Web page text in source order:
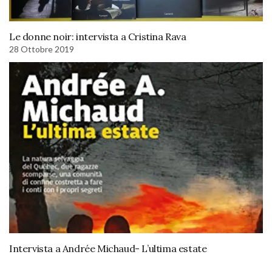
Le donne noir: intervista a Cristina Rava
28 Ottobre 2019
Intervista a Andrée Michaud- L’ultima estate